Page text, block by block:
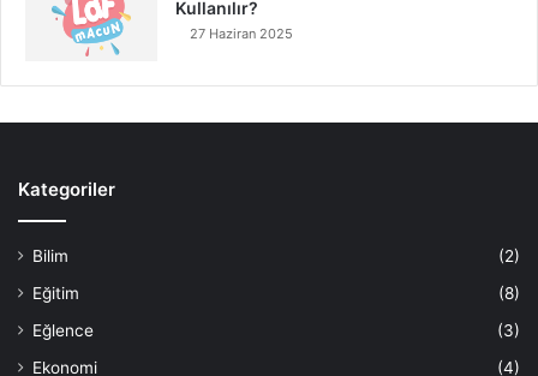
Kullanılır?
27 Haziran 2025
Kategoriler
Bilim
(2)
Eğitim
(8)
Eğlence
(3)
Ekonomi
(4)